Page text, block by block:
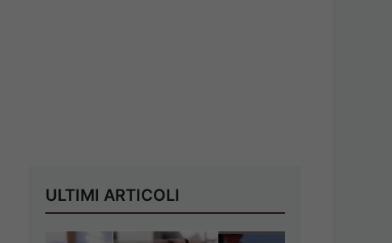
ULTIMI ARTICOLI